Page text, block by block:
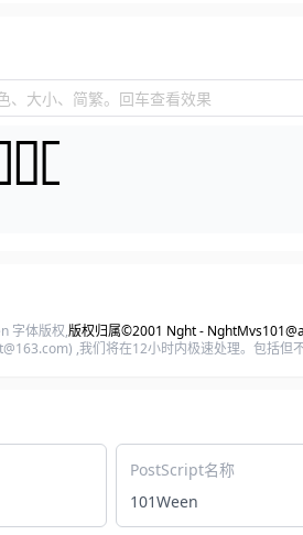
、大小、简繁。回车查看效果
字体版权,版权归属©2001 Nght -
,我们将在12小时内极速处理。包括但
PostScript名称
101Ween